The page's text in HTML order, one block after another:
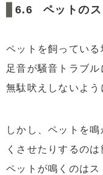
ペットの
ペットを飼ってい
足音が騒音トラブル
無駄吠えしないよう
しかし、ペットを
くさせたりするのは
ペットが鳴くのはス